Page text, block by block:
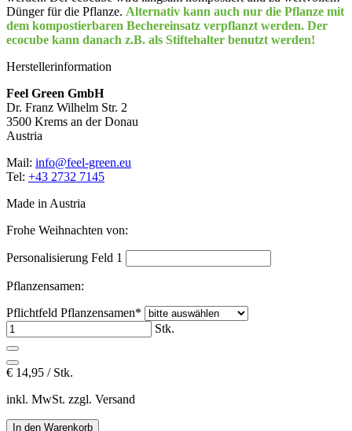
Dünger für die Pflanze. Alternativ kann auch nur die Pflanze mit
dem kompostierbaren Bechereinsatz verpflanzt werden. Der
ecocube kann danach z.B. als Stiftehalter benutzt werden!
Herstellerinformation
Feel Green GmbH
Dr. Franz Wilhelm Str. 2
3500 Krems an der Donau
Austria
Mail: info@feel-green.eu
Tel: +43 2732 7145
Made in Austria
Frohe Weihnachten von:
Personalisierung Feld 1
Pflanzensamen:
Pflichtfeld Pflanzensamen*
Stk.
€ 14,95 / Stk.
inkl. MwSt. zzgl. Versand